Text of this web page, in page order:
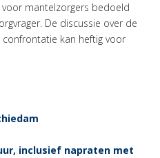
mantelzorgers bedoeld
De discussie over de
kan heftig voor
inclusief napraten met